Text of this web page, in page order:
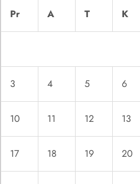
a
Pr
A T K
3 4 5 6
10 11 12 13
17 18 19 20